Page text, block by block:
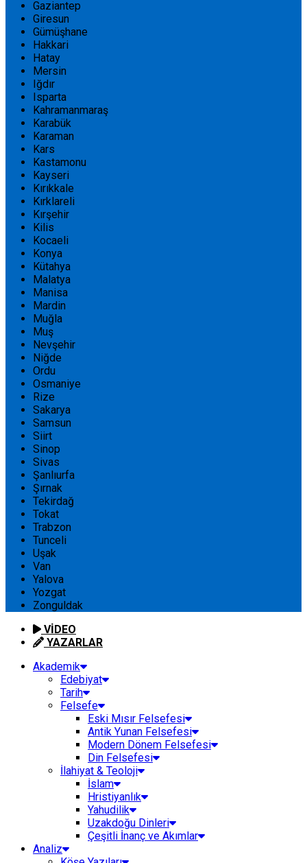
Gaziantep
Giresun
Gümüşhane
Hakkari
Hatay
Mersin
Iğdır
Isparta
Kahramanmaraş
Karabük
Karaman
Kars
Kastamonu
Kayseri
Kırıkkale
Kırklareli
Kırşehir
Kilis
Kocaeli
Konya
Kütahya
Malatya
Manisa
Mardin
Muğla
Muş
Nevşehir
Niğde
Ordu
Osmaniye
Rize
Sakarya
Samsun
Siirt
Sinop
Sivas
Şanlıurfa
Şırnak
Tekirdağ
Tokat
Trabzon
Tunceli
Uşak
Van
Yalova
Yozgat
Zonguldak
VİDEO
YAZARLAR
Akademik
Edebiyat
Tarih
Felsefe
Eski Mısır Felsefesi
Antik Yunan Felsefesi
Modern Dönem Felsefesi
Din Felsefesi
İlahiyat & Teoloji
İslam
Hristiyanlık
Yahudilik
Uzakdoğu Dinleri
Çeşitli İnanç ve Akımlar
Analiz